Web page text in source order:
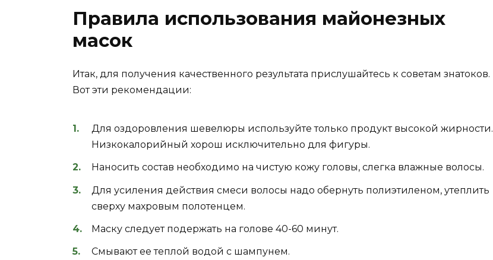
Правила использования майонезных
масок
Итак, для получения качественного результата прислушайтесь к советам знатоков.
Вот эти рекомендации:
Для оздоровления шевелюры используйте только продукт высокой жирности.
Низкокалорийный хорош исключительно для фигуры.
Наносить состав необходимо на чистую кожу головы, слегка влажные волосы.
Для усиления действия смеси волосы надо обернуть полиэтиленом, утеплить
сверху махровым полотенцем.
Маску следует подержать на голове 40-60 минут.
Смывают ее теплой водой с шампунем.